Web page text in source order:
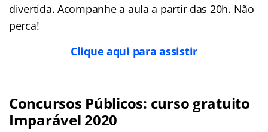
divertida. Acompanhe a aula a partir das 20h. Não
perca!
Clique aqui para assistir
Concursos Públicos: curso gratuito
Imparável 2020